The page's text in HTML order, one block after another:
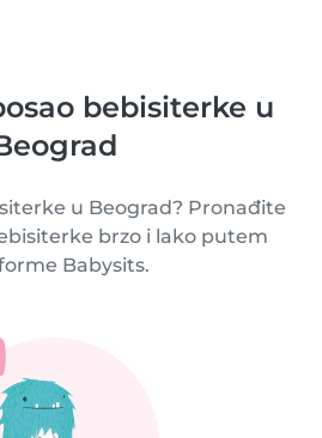
bebisiterke u
u Beograd? Pronađite
brzo i lako putem
Babysits.